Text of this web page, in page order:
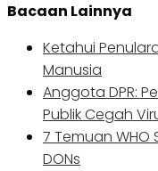
Bacaan Lainnya
Ketahui
Manusia
Anggota DPR:
Publik Cegah
7 Temuan WHO
DONs